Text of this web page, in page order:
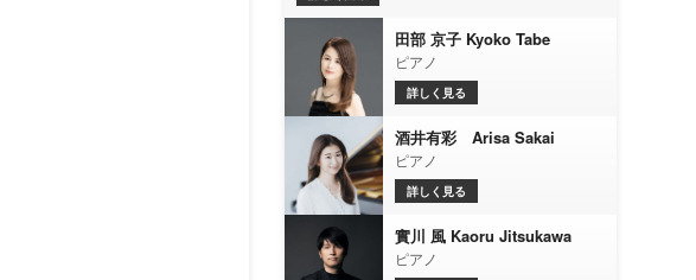
田部 京子 Kyoko Tabe
ピアノ
詳しく見る
酒井有彩 Arisa Sakai
ピアノ
詳しく見る
實川 風 Kaoru Jitsukawa
ピアノ